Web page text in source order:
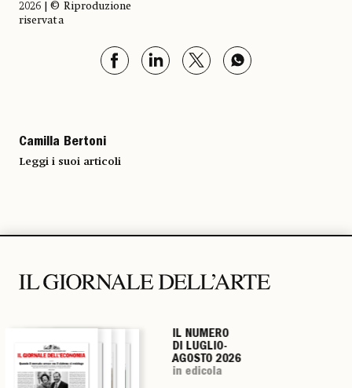
2026 | © Riproduzione
riservata
Camilla Bertoni
Leggi i suoi articoli
IL NUMERO
DI LUGLIO-
AGOSTO 2026
in edicola
IL NUMERO
DI LUGLIO-
AGOSTO 2026
in edicola
IL NUMERO
DI LUGLIO-
AGOSTO 2026
in edicola
IL NUMERO
DI LUGLIO-
AGOSTO 2026
in edicola